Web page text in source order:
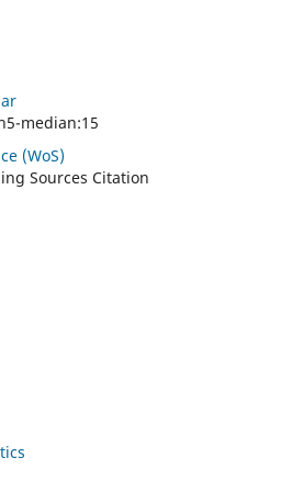
median:15
(WoS)
Sources Citation